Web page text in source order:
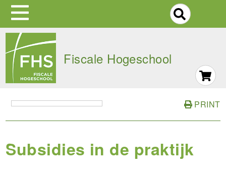
Skip
main
navigation
Fiscale Hogeschool
PRINT
Subsidies in de praktijk